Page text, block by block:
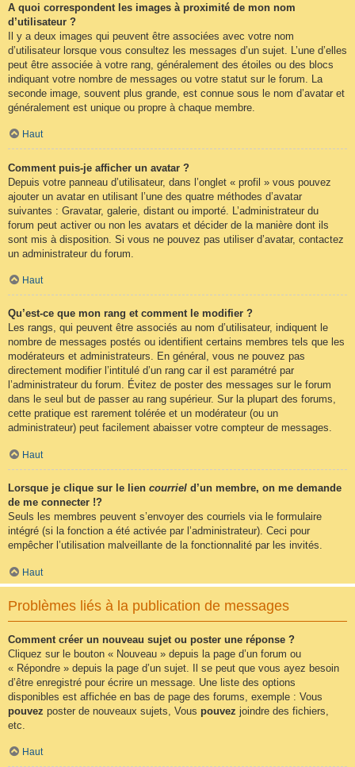
A quoi correspondent les images à proximité de mon nom
d’utilisateur ?
Il y a deux images qui peuvent être associées avec votre nom
d’utilisateur lorsque vous consultez les messages d’un sujet. L’une d’elles
peut être associée à votre rang, généralement des étoiles ou des blocs
indiquant votre nombre de messages ou votre statut sur le forum. La
seconde image, souvent plus grande, est connue sous le nom d’avatar et
généralement est unique ou propre à chaque membre.
Haut
Comment puis-je afficher un avatar ?
Depuis votre panneau d’utilisateur, dans l’onglet « profil » vous pouvez
ajouter un avatar en utilisant l’une des quatre méthodes d’avatar
suivantes : Gravatar, galerie, distant ou importé. L’administrateur du
forum peut activer ou non les avatars et décider de la manière dont ils
sont mis à disposition. Si vous ne pouvez pas utiliser d’avatar, contactez
un administrateur du forum.
Haut
Qu’est-ce que mon rang et comment le modifier ?
Les rangs, qui peuvent être associés au nom d’utilisateur, indiquent le
nombre de messages postés ou identifient certains membres tels que les
modérateurs et administrateurs. En général, vous ne pouvez pas
directement modifier l’intitulé d’un rang car il est paramétré par
l’administrateur du forum. Évitez de poster des messages sur le forum
dans le seul but de passer au rang supérieur. Sur la plupart des forums,
cette pratique est rarement tolérée et un modérateur (ou un
administrateur) peut facilement abaisser votre compteur de messages.
Haut
Lorsque je clique sur le lien courriel d’un membre, on me demande
de me connecter !?
Seuls les membres peuvent s’envoyer des courriels via le formulaire
intégré (si la fonction a été activée par l’administrateur). Ceci pour
empêcher l’utilisation malveillante de la fonctionnalité par les invités.
Haut
Problèmes liés à la publication de messages
Comment créer un nouveau sujet ou poster une réponse ?
Cliquez sur le bouton « Nouveau » depuis la page d’un forum ou
« Répondre » depuis la page d’un sujet. Il se peut que vous ayez besoin
d’être enregistré pour écrire un message. Une liste des options
disponibles est affichée en bas de page des forums, exemple : Vous
pouvez poster de nouveaux sujets, Vous pouvez joindre des fichiers,
etc.
Haut